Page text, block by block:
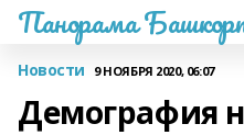
Панорама
Новости 9 НОЯБРЯ 2020, 06:07
Демография